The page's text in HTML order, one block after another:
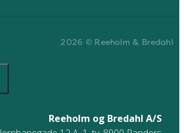
2026 © Reeholm & Bredahl
Reeholm og Bredahl A/S